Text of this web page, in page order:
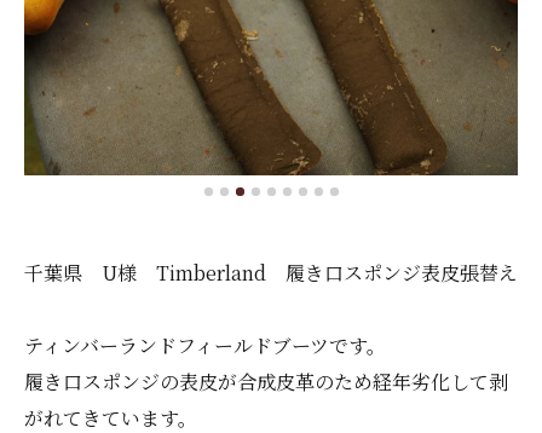
千葉県 U様 Timberland 履き口スポンジ表皮張替え
ティンバーランドフィールドブーツです。
履き口スポンジの表皮が合成皮革のため経年劣化して剥
がれてきています。